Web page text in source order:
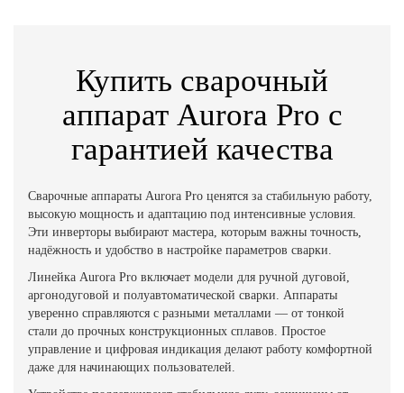
Купить сварочный
аппарат Aurora Pro с
гарантией качества
Сварочные аппараты Aurora Pro ценятся за стабильную работу,
высокую мощность и адаптацию под интенсивные условия.
Эти инверторы выбирают мастера, которым важны точность,
надёжность и удобство в настройке параметров сварки.
Линейка Aurora Pro включает модели для ручной дуговой,
аргонодуговой и полуавтоматической сварки. Аппараты
уверенно справляются с разными металлами — от тонкой
стали до прочных конструкционных сплавов. Простое
управление и цифровая индикация делают работу комфортной
даже для начинающих пользователей.